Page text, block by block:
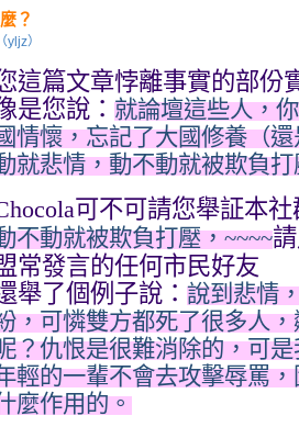
？
yljz）
這篇文章悖離事實的部份
是您說： 就論壇這些人，
情懷，忘記了大國修養（
就悲情，動不動就被欺負打
可不可請您舉証本
不動就被欺負打壓，~~~~
常發言的任何市民好友
舉了個例子說： 說到悲情
，可憐雙方都死了很多人
？仇恨是很難消除的，可
輕的一輩不會去攻擊辱罵
麼作用的。